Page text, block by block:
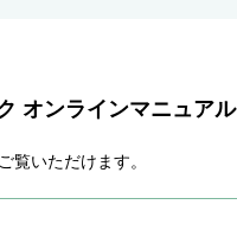
オンラインマニュアル
覧いただけます。